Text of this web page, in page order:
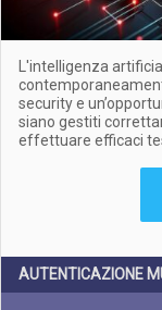
L'intelligenza
security e
siano gestiti
effettuare efficaci
AUTENTICAZIONE